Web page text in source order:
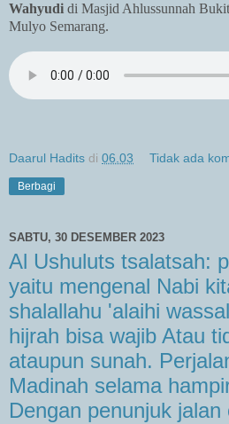
Wahyudi di Masjid Ahlussunnah
Mulyo Semarang.
Daarul Hadits di 06.03 Tidak ada
Berbagi
SABTU, 30 DESEMBER 2023
Al Ushuluts tsalatsah:
yaitu mengenal Nabi
shalallahu 'alaihi
hijrah bisa wajib Atau
ataupun sunah.
Madinah selama
Dengan penunjuk